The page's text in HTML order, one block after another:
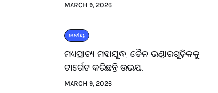
MARCH 9, 2026
ଜାତୀୟ
ମଧ୍ୟପ୍ରାଚ୍ୟ ମହାଯୁଦ୍ଧ, ତୈଳ ଭଣ୍ଡାରଗୁଡ଼ିକକୁ
ଟାର୍ଗେଟ କରିଛନ୍ତି ଉଭୟ.
MARCH 9, 2026